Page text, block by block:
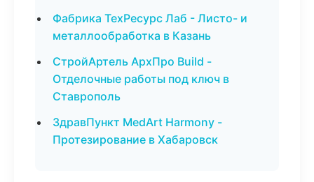
Фабрика ТехРесурс Лаб - Листо- и
металлообработка в Казань
СтройАртель АрхПро Build -
Отделочные работы под ключ в
Ставрополь
ЗдравПункт MedArt Harmony -
Протезирование в Хабаровск